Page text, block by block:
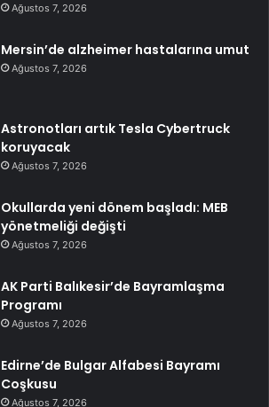
Ağustos 7, 2026
Mersin’de alzheimer hastalarına umut
Ağustos 7, 2026
Astronotları artık Tesla Cybertruck
koruyacak
Ağustos 7, 2026
Okullarda yeni dönem başladı: MEB
yönetmeliği değişti
Ağustos 7, 2026
AK Parti Balıkesir’de Bayramlaşma
Programı
Ağustos 7, 2026
Edirne’de Bulgar Alfabesi Bayramı
Coşkusu
Ağustos 7, 2026